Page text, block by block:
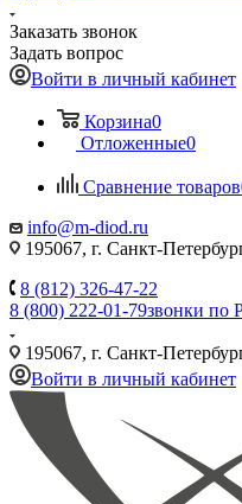
Заказать звонок
Задать вопрос
Войти в личный кабинет
Корзина0
Отложенные0
Сравнение товаров
info@m-diod.ru
195067, г. Санкт-
8 (812) 326-47-22
8 (800) 222-01-79звонки по
195067, г. Санкт-
Войти в личный кабинет